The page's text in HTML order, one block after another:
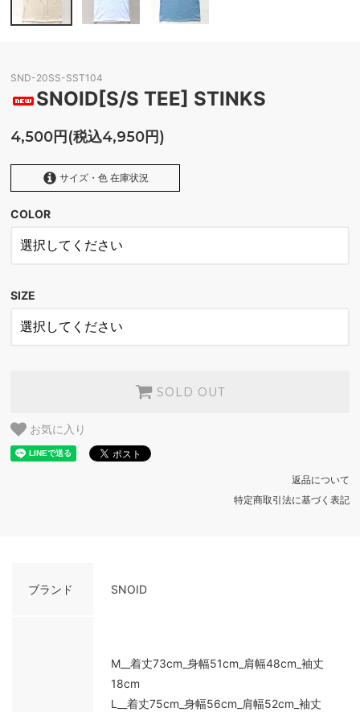
SND-20SS-SST104
SNOID[S/S TEE] STINKS
4,500円(税込4,950円)
サイズ・色 在庫状況
WHITE
COLOR
SIZE
SOLD OUT
お気に入り
返品について
特定商取引法に基づく表記
ブランド SNOID
M__着丈73cm_身幅51cm_肩幅48cm_袖丈
18cm
L__着丈75cm_身幅56cm_肩幅52cm_袖丈